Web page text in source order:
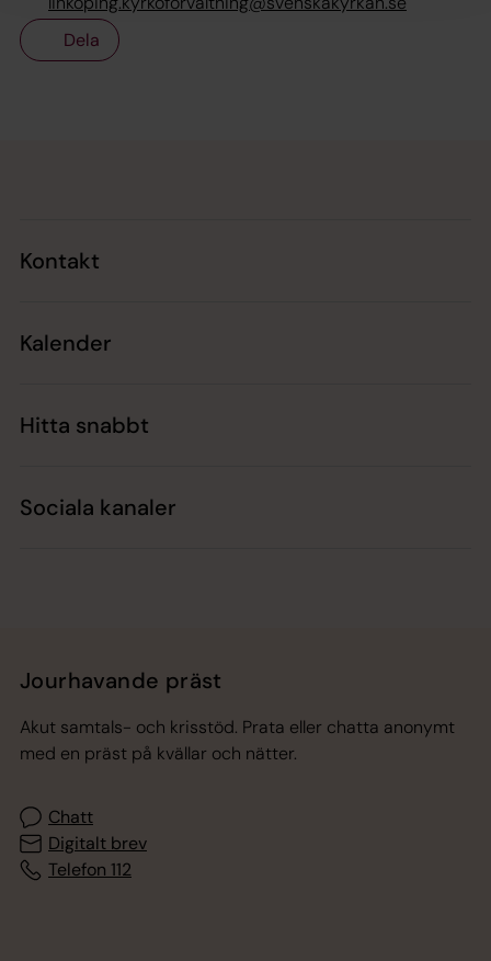
Dela
Kontakt
Kalender
Hitta snabbt
Sociala kanaler
Jourhavande präst
Akut samtals- och krisstöd. Prata eller chatta anonymt
med en präst på kvällar och nätter.
Chatt
Digitalt brev
Telefon 112